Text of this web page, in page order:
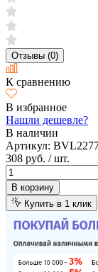
Отзывы (0)
К сравнению
В избранное
Нашли дешевле?
В наличии
Артикул:
308 руб. / шт.
В корзину
Купить в 1 клик